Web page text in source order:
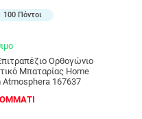
100 Πόντοι
Μπαταρίας Home
Atmosphera 167637